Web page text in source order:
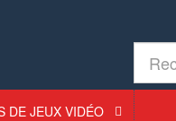
DE JEUX VIDÉO